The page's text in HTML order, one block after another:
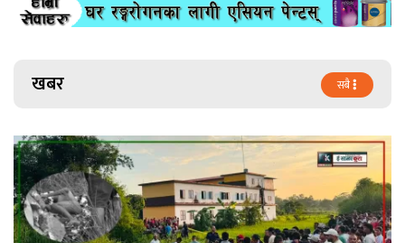
खबर सबै